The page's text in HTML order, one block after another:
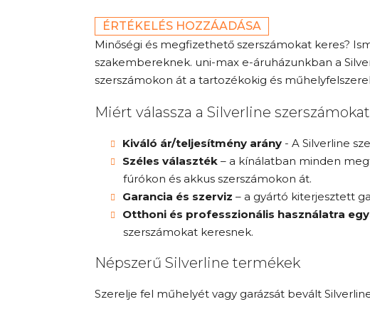
ÉRTÉKELÉS HOZZÁADÁSA
Minőségi és megfizethető szerszámokat keres?
szakembereknek. uni-max e-áruházunkban a
szerszámokon át a tartozékokig és
Miért válassza a Silverline
Kiváló ár/teljesítmény arány - A Silverline
Széles választék – a kínálatban minden
fúrókon és akkus szerszámokon át.
Garancia és szerviz – a gyártó kiterjesztett
Otthoni és professzionális használatra
szerszámokat keresnek.
Népszerű Silverline termékek
Szerelje fel műhelyét vagy garázsát bevált